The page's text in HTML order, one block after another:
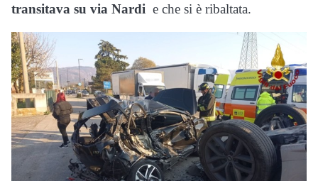
transitava su via Nardi e che si è ribaltata.